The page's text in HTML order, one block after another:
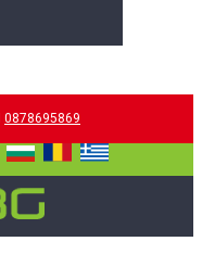
0878695869